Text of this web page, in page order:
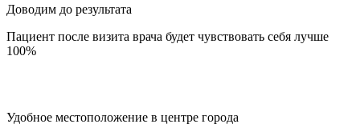
Доводим до результата
Пациент после визита врача будет чувствовать себя лучше
100%
Удобное местоположение в центре города